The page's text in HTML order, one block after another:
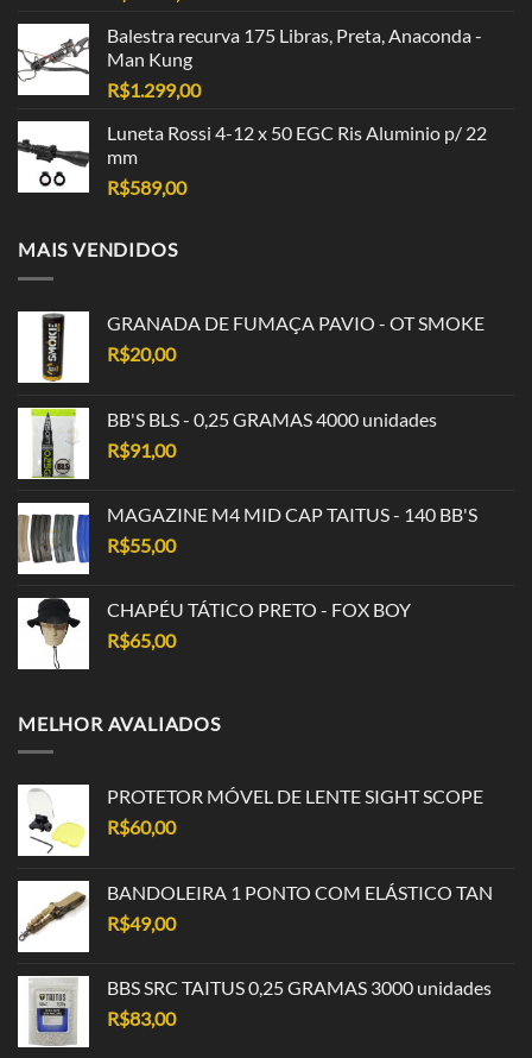
Balestra recurva 175 Libras, Preta, Anaconda -
Man Kung
R$1.299,00
Luneta Rossi 4-12 x 50 EGC Ris Aluminio p/ 22
mm
R$589,00
MAIS VENDIDOS
GRANADA DE FUMAÇA PAVIO - OT SMOKE
R$20,00
BB'S BLS - 0,25 GRAMAS 4000 unidades
R$91,00
MAGAZINE M4 MID CAP TAITUS - 140 BB'S
R$55,00
CHAPÉU TÁTICO PRETO - FOX BOY
R$65,00
MELHOR AVALIADOS
PROTETOR MÓVEL DE LENTE SIGHT SCOPE
R$60,00
BANDOLEIRA 1 PONTO COM ELÁSTICO TAN
R$49,00
BBS SRC TAITUS 0,25 GRAMAS 3000 unidades
R$83,00